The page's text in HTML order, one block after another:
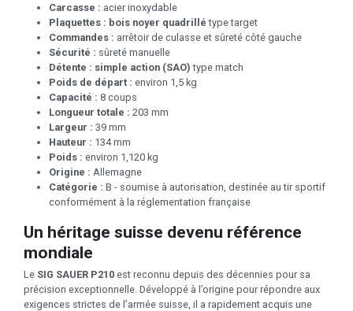
Carcasse : acier inoxydable
Plaquettes : bois noyer quadrillé type target
Commandes : arrêtoir de culasse et sûreté côté gauche
Sécurité : sûreté manuelle
Détente : simple action (SAO) type match
Poids de départ : environ 1,5 kg
Capacité : 8 coups
Longueur totale : 203 mm
Largeur : 39 mm
Hauteur : 134 mm
Poids : environ 1,120 kg
Origine : Allemagne
Catégorie : B - soumise à autorisation, destinée au tir sportif
conformément à la réglementation française
Un héritage suisse devenu référence
mondiale
Le SIG SAUER P210 est reconnu depuis des décennies pour sa
précision exceptionnelle. Développé à l’origine pour répondre aux
exigences strictes de l’armée suisse, il a rapidement acquis une